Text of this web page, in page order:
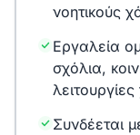
νοητικούς
Εργαλεία
σχόλια,
Συνδέεται